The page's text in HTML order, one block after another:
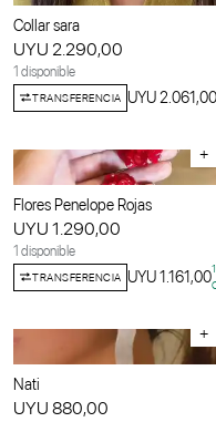
Collar sara
UYU 2.290,00
1 disponible
TRANSFERENCIA UYU 2.061,00
+
Flores Penelope Rojas
UYU 1.290,00
1 disponible
TRANSFERENCIA UYU 1.161,00
+
Nati
UYU 880,00